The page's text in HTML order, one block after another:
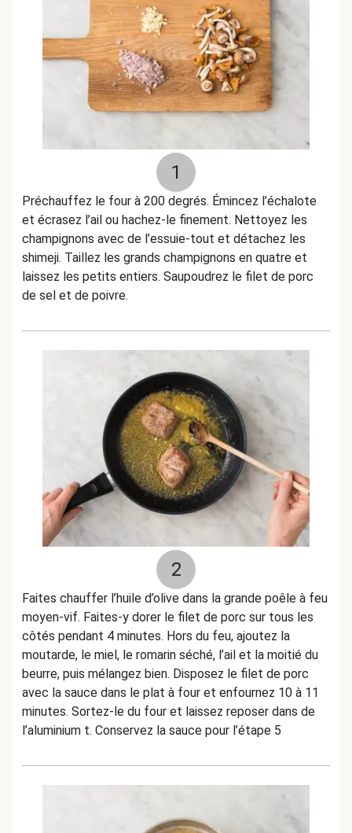
1
Préchauffez le four à 200 degrés. Émincez l’échalote
et écrasez l’ail ou hachez-le finement. Nettoyez les
champignons avec de l’essuie-tout et détachez les
shimeji. Taillez les grands champignons en quatre et
laissez les petits entiers. Saupoudrez le filet de porc
de sel et de poivre.
2
Faites chauffer l’huile d’olive dans la grande poêle à feu
moyen-vif. Faites-y dorer le filet de porc sur tous les
côtés pendant 4 minutes. Hors du feu, ajoutez la
moutarde, le miel, le romarin séché, l’ail et la moitié du
beurre, puis mélangez bien. Disposez le filet de porc
avec la sauce dans le plat à four et enfournez 10 à 11
minutes. Sortez-le du four et laissez reposer dans de
l’aluminium t. Conservez la sauce pour l’étape 5